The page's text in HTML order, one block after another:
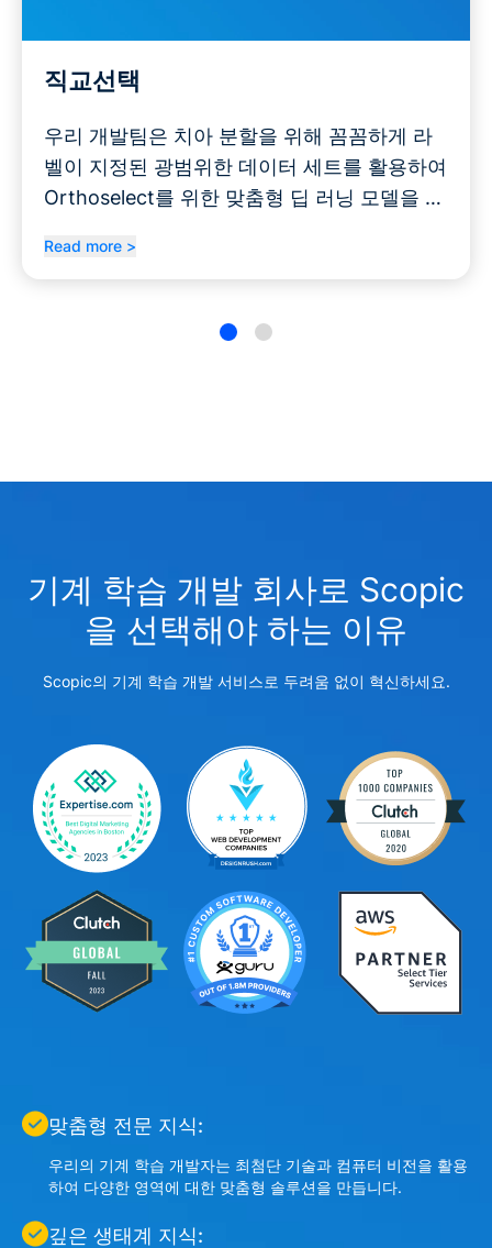
직교선택
우리 개발팀은 치아 분할을 위해 꼼꼼하게 라
벨이 지정된 광범위한 데이터 세트를 활용하여
Orthoselect를 위한 맞춤형 딥 러닝 모델을 만
Read more >
기계 학습 개발 회사로 Scopic
을 선택해야 하는 이유
Scopic의 기계 학습 개발 서비스로 두려움 없이 혁신하세요.
맞춤형 전문 지식:
우리의 기계 학습 개발자는 최첨단 기술과 컴퓨터 비전을 활용
하여 다양한 영역에 대한 맞춤형 솔루션을 만듭니다.
깊은 생태계 지식: